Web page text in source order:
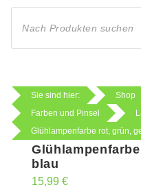
Products
search
Sie sind hier: Shop
Farben und Pinsel
Glühlampenfarbe rot, grün,
blau
15,99 €